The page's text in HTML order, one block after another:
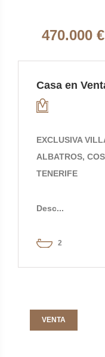
470.000 €
Casa en
EXCLUSIVA
ALBATROS,
TENERIFE
Desc...
2
VENTA